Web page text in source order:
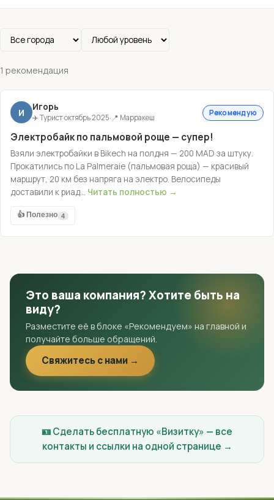
1 рекомендация
И Игорь
✈️ Турист·октябрь 2025·📍 Марракеш Рекомендую
Электробайк по пальмовой роще — супер!
Взяли электробайки в Bikech на полдня — 200 MAD за штуку.
Прокатились по La Palmeraie (пальмовая роща) — красивый
маршрут, 20 км без напряга на электро. Велосипеды
доставили к риад... Читать полностью →
👍 Полезно 4
Это ваша компания? Хотите быть на
виду?
Разместите её в блоке «Рекомендуем» на главной и
получайте больше обращений.
Свяжитесь с нами →
🪪 Сделать бесплатную «Визитку» — все
контакты и ссылки на одной странице →